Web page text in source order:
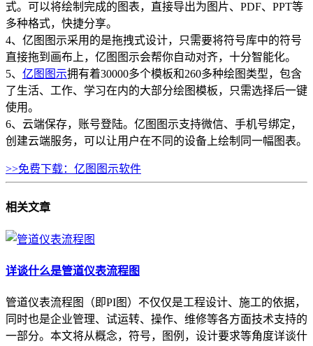
式。可以将绘制完成的图表，直接导出为图片、PDF、PPT等
多种格式，快捷分享。
4、亿图图示采用的是拖拽式设计，只需要将符号库中的符号
直接拖到画布上，亿图图示会帮你自动对齐，十分智能化。
5、 亿图图示拥有着30000多个模板和260多种绘图类型，包含
了生活、工作、学习在内的大部分绘图模板，只需选择后一键
使用。
6、云端保存，账号登陆。亿图图示支持微信、手机号绑定，
创建云端服务，可以让用户在不同的设备上绘制同一幅图表。
>>免费下载：亿图图示软件
相关文章
详谈什么是管道仪表流程图
管道仪表流程图（即PI图）不仅仅是工程设计、施工的依据，
同时也是企业管理、试运转、操作、维修等各方面技术支持的
一部分。本文将从概念，符号，图例，设计要求等角度详谈什